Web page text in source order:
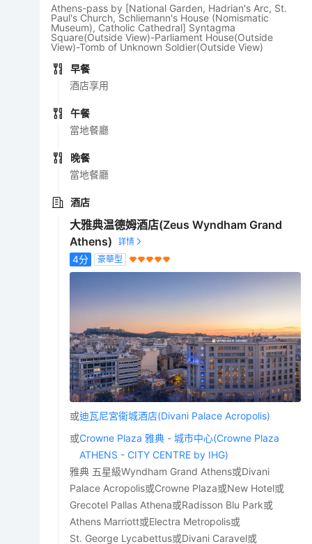
Athens-pass by [National Garden, Hadrian's Arc, St.
Paul's Church, Schliemann's House (Nomismatic
Museum), Catholic Cathedral] Syntagma
Square(Outside View)-Parliament House(Outside
View)-Tomb of Unknown Soldier(Outside View)
早餐
酒店享用
午餐
當地餐廳
晚餐
當地餐廳
酒店
大雅典温德姆酒店(Zeus Wyndham Grand
Athens)
4分 豪華型
或迪瓦尼宮衞城酒店(Divani Palace Acropolis)
或Crowne Plaza 雅典 - 城市中心(Crowne Plaza
ATHENS - CITY CENTRE by IHG)
雅典 五星級Wyndham Grand Athens或Divani
Palace Acropolis或Crowne Plaza或New Hotel或
Grecotel Pallas Athena或Radisson Blu Park或
Athens Marriott或Electra Metropolis或
St. George Lycabettus或Divani Caravel或